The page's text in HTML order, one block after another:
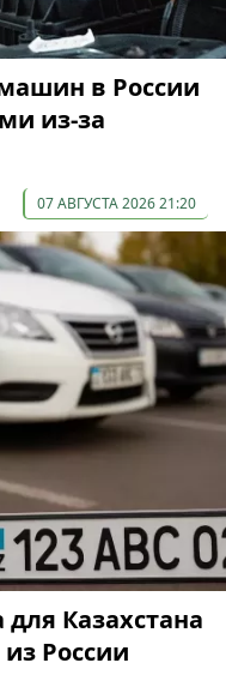
в России
из-за
07 АВГУСТА 2026 21:20
Казахстана
России